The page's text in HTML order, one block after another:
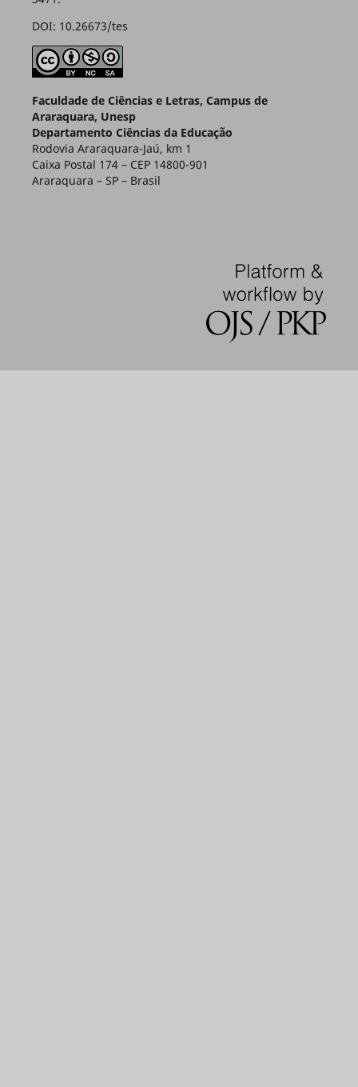
DOI: 10.26673/tes
Faculdade de Ciências e Letras, Campus de
Araraquara, Unesp
Departamento Ciências da Educação
Rodovia Araraquara-Jaú, km 1
Caixa Postal 174 – CEP 14800-901
Araraquara – SP – Brasil